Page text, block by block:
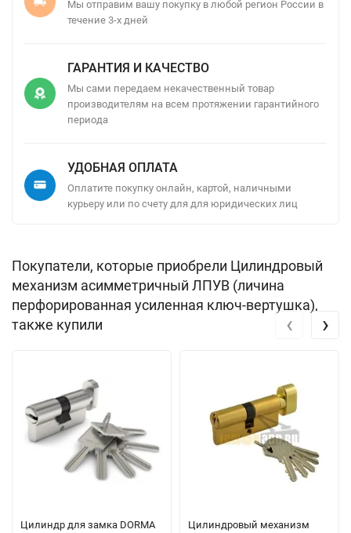
Мы отправим вашу покупку в любой регион России в
течение 3-х дней
ГАРАНТИЯ И КАЧЕСТВО
Мы сами передаем некачественный товар
производителям на всем протяжении гарантийного
периода
УДОБНАЯ ОПЛАТА
Оплатите покупку онлайн, картой, наличными
курьеру или по счету для для юридических лиц
Покупатели, которые приобрели Цилиндровый
механизм асимметричный ЛПУВ (личина
перфорированная усиленная ключ-вертушка),
также купили
Цилиндр для замка DORMA
Цилиндровый механизм
‹ ›